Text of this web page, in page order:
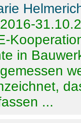
in
...